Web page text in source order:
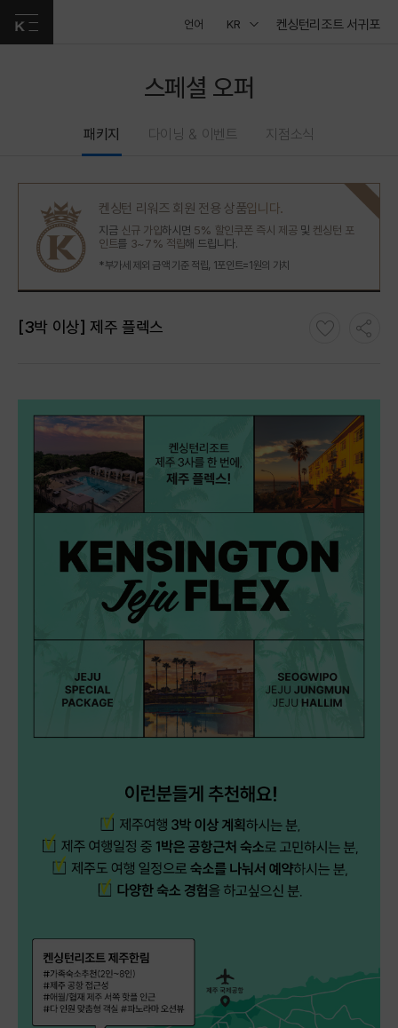
언어 KR 켄싱턴리조트 서귀포
스페셜 오퍼
패키지 다이닝 & 이벤트 지점소식
켄싱턴 리워즈 회원 전용 상품입니다.
지금 신규 가입하시면 5% 할인쿠폰 즉시 제공및 켄싱턴 포
인트를 3~7% 적립해 드립니다.
*부가세 제외 금액 기준 적립, 1포인트=1원의 가치
[3박 이상] 제주 플렉스